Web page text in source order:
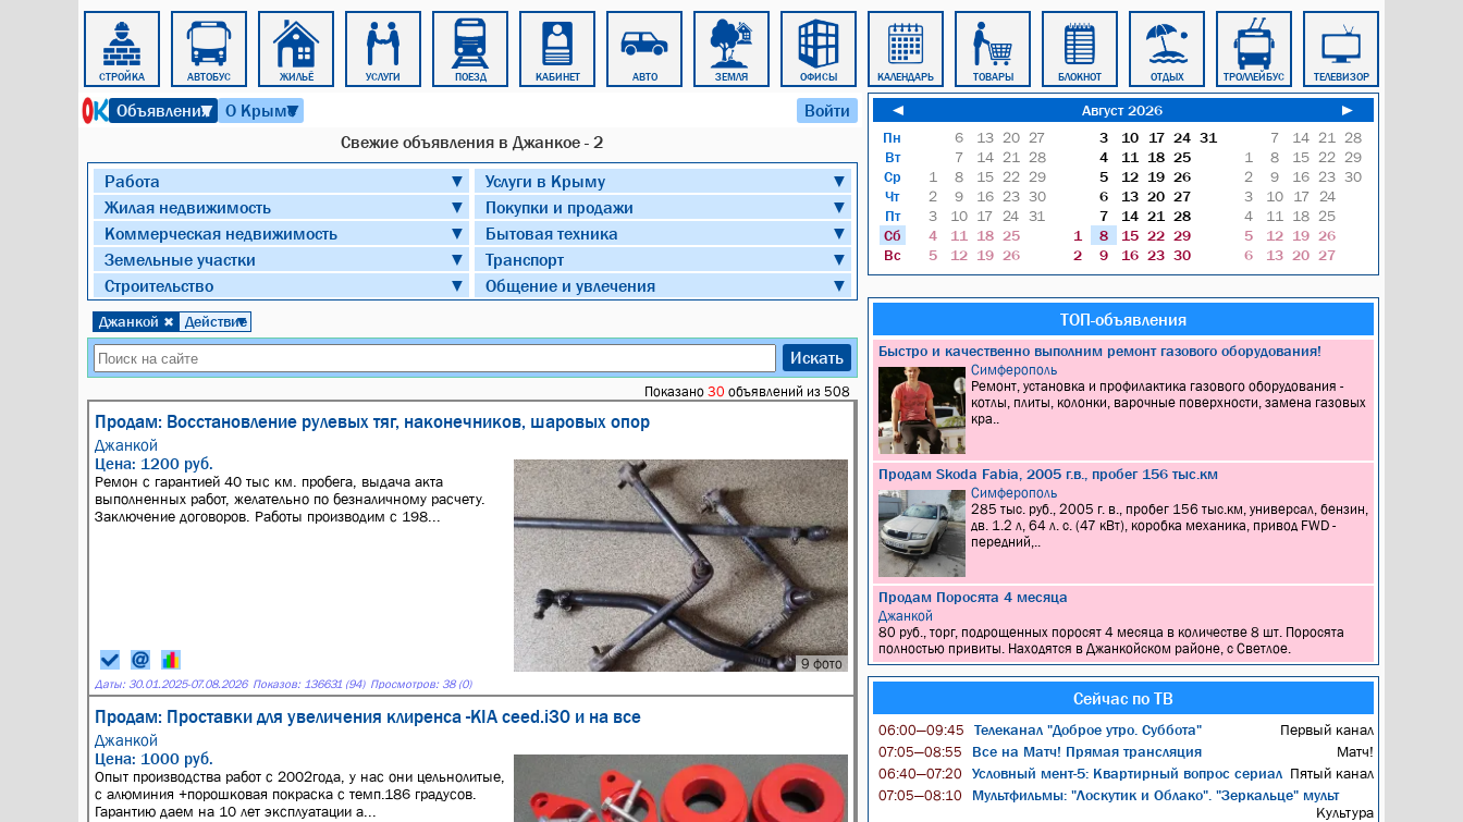
СТРОЙКА АВТОБУС ЖИЛЬЁ УСЛУГИ ПОЕЗД КАБИНЕТ АВТО ЗЕМЛЯ ОФИСЫ КАЛЕНДАРЬ ТОВАРЫ БЛОКНОТ ОТДЫХ ТРОЛЛЕЙБУС ТЕЛЕВИЗОР
Объявления
▼ О Крыме
▼ Войти
Cвежие объявления в Джанкое - 2
Работа
▼
Жилая недвижимость ▼
Коммерческая недвижимость ▼
Земельные участки ▼
Строительство ▼
Услуги в Крыму ▼
Покупки и продажи ▼
Бытовая техника ▼
Транспорт ▼
Общение и увлечения
▼
Джанкой ✖ Действие
▼
Искать
Показано 30 объявлений из 508
Продам: Восстановление рулевых тяг, наконечников, шаровых опор
Джанкой
9 фото
Цена: 1200 руб.
Ремон с гарантией 40 тыс км. пробега, выдача акта
выполненных работ, желательно по безналичному расчету.
Заключение договоров. Работы производим с 198...
Даты: 30.01.2025-07.08.2026 Показов: 136631 (94) Просмотров: 38 (0)
Продам: Проставки для увеличения клиренса -KIA ceed.i30 и на все
Джанкой
Цена: 1000 руб.
Опыт производства работ с 2002года, у нас они цельнолитые,
с алюминия +порошковая покраска с темп.186 градусов.
Гарантию даем на 10 лет эксплуатации а...
◄ Август 2026
►
Пн
Вт
Ср
Чт
Пт
Сб
Вс
6 13 20 27
7
14 21
28
1
8 15 22 29
2
9 16 23 30
3
10 17 24 31
4
11 18 25
5
12 19 26
3 10 17 24 31
4
11 18 25
5
12 19 26
6
13 20 27
7
14 21
28
1
8 15 22 29
2
9 16 23 30
7 14 21
28
1
8 15 22 29
2
9 16 23 30
3
10 17
24
4
11 18 25
5
12 19 26
6
13 20 27
ТОП-объявления
Быстро и качественно выполним ремонт газового оборудования!
Симферополь
Ремонт, установка и профилактика газового оборудования -
котлы, плиты, колонки, варочные поверхности, замена газовых
кра..
Продам Skoda Fabia, 2005 г.в., пробег 156 тыс.км
Симферополь
285 тыс. руб., 2005 г. в., пробег 156 тыс.км, универсал, бензин,
дв. 1.2 л, 64 л. с. (47 кВт), коробка механика, привод FWD -
передний,..
Продам Поросята 4 месяца
Джанкой
80 руб., торг, подрощенных поросят 4 месяца в количестве 8 шт. Поросята
полностью привиты. Находятся в Джанкойском районе, с Светлое.
Сейчас по ТВ
06:00—09:45 Телеканал "Доброе утро. Суббота" Первый канал
07:05—08:55 Все на Матч! Прямая трансляция Матч!
06:40—07:20 Условный мент-5: Квартирный вопрос сериал Пятый канал
07:05—08:10
Мультфильмы: "Лоскутик и Облако". "Зеркальце" мульт
Культура